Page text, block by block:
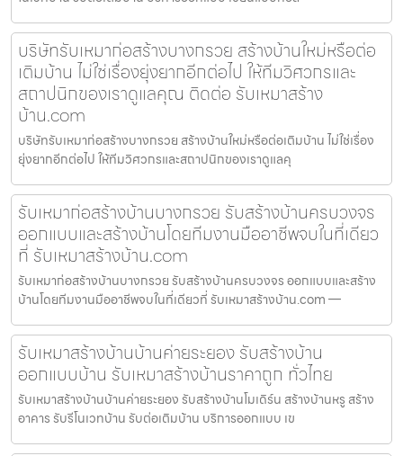
บริษัทรับเหมาก่อสร้างบางกรวย สร้างบ้านใหม่หรือต่อ
เติมบ้าน ไม่ใช่เรื่องยุ่งยากอีกต่อไป ให้ทีมวิศวกรและ
สถาปนิกของเราดูแลคุณ ติดต่อ รับเหมาสร้าง
บ้าน.com
บริษัทรับเหมาก่อสร้างบางกรวย สร้างบ้านใหม่หรือต่อเติมบ้าน ไม่ใช่เรื่อง
ยุ่งยากอีกต่อไป ให้ทีมวิศวกรและสถาปนิกของเราดูแลคุ
รับเหมาก่อสร้างบ้านบางกรวย รับสร้างบ้านครบวงจร
ออกแบบและสร้างบ้านโดยทีมงานมืออาชีพจบในที่เดียว
ที่ รับเหมาสร้างบ้าน.com
รับเหมาก่อสร้างบ้านบางกรวย รับสร้างบ้านครบวงจร ออกแบบและสร้าง
บ้านโดยทีมงานมืออาชีพจบในที่เดียวที่ รับเหมาสร้างบ้าน.com —
รับเหมาสร้างบ้านบ้านค่ายระยอง รับสร้างบ้าน
ออกแบบบ้าน รับเหมาสร้างบ้านราคาถูก ทั่วไทย
รับเหมาสร้างบ้านบ้านค่ายระยอง รับสร้างบ้านโมเดิร์น สร้างบ้านหรู สร้าง
อาคาร รับรีโนเวทบ้าน รับต่อเติมบ้าน บริการออกแบบ เข